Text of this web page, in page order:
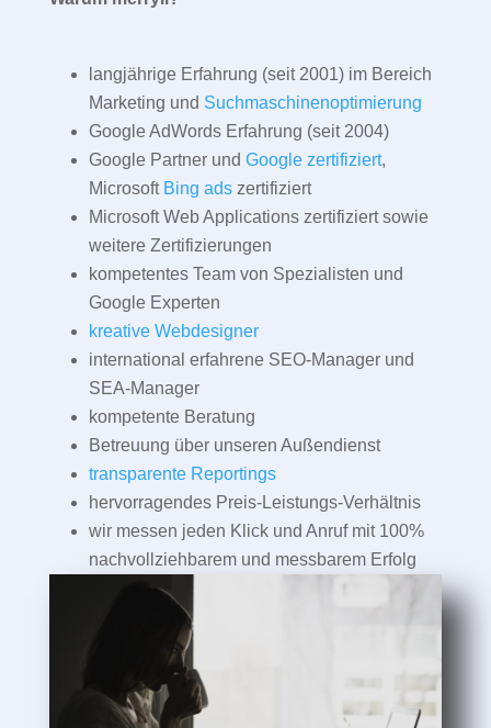
langjährige Erfahrung (seit 2001) im Bereich
Marketing und Suchmaschinenoptimierung
Google AdWords Erfahrung (seit 2004)
Google Partner und Google zertifiziert,
Microsoft Bing adszertifiziert
Microsoft Web Applications zertifiziert sowie
weitere Zertifizierungen
kompetentes Team von Spezialisten und
Google Experten
kreative Webdesigner
international erfahrene SEO-Manager und
SEA-Manager
kompetente Beratung
Betreuung über unseren Außendienst
transparente Reportings
hervorragendes Preis-Leistungs-Verhältnis
wir messen jeden Klick und Anruf mit 100%
nachvollziehbarem und messbarem Erfolg